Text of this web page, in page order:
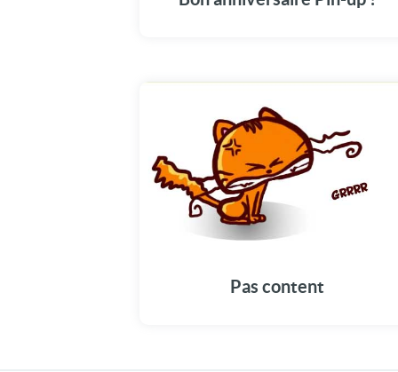
Joyeux anniversaire super glamour, ma pin
Pas content